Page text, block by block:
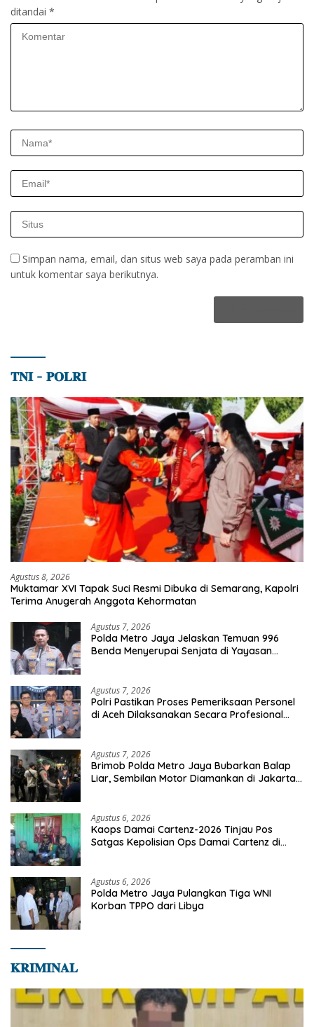
ditandai *
Simpan nama, email, dan situs web saya pada peramban ini
untuk komentar saya berikutnya.
𝐓𝐍𝐈 – 𝐏𝐎𝐋𝐑𝐈
Agustus 8, 2026
Muktamar XVI Tapak Suci Resmi Dibuka di Semarang, Kapolri
Terima Anugerah Anggota Kehormatan
Agustus 7, 2026
Polda Metro Jaya Jelaskan Temuan 996
Benda Menyerupai Senjata di Yayasan
Agustus 7, 2026
Polri Pastikan Proses Pemeriksaan Personel
di Aceh Dilaksanakan Secara Profesional
Agustus 7, 2026
Brimob Polda Metro Jaya Bubarkan Balap
Liar, Sembilan Motor Diamankan di Jakarta
Agustus 6, 2026
Kaops Damai Cartenz-2026 Tinjau Pos
Satgas Kepolisian Ops Damai Cartenz di
Agustus 6, 2026
Polda Metro Jaya Pulangkan Tiga WNI
Korban TPPO dari Libya
𝐊𝐑𝐈𝐌𝐈𝐍𝐀𝐋